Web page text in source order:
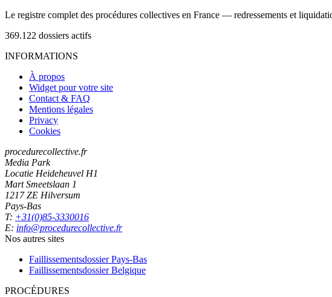
Le registre complet des procédures collectives en France — redressements et
369.122 dossiers actifs
INFORMATIONS
À propos
Widget pour votre site
Contact & FAQ
Mentions légales
Privacy
Cookies
procedurecollective.fr
Media Park
Locatie Heideheuvel H1
Mart Smeetslaan 1
1217 ZE Hilversum
Pays-Bas
T: +31(0)85-3330016
E: info@procedurecollective.fr
Nos autres sites
Faillissementsdossier Pays-Bas
Faillissementsdossier Belgique
PROCÉDURES